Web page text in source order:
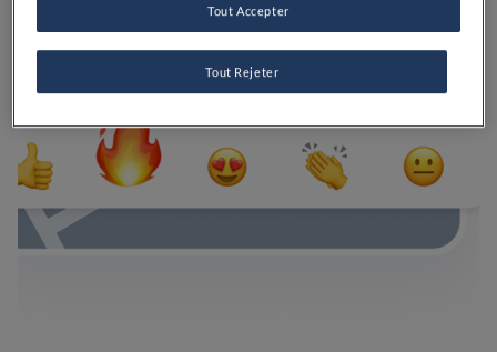
Tout Rejeter
Tout Accepter